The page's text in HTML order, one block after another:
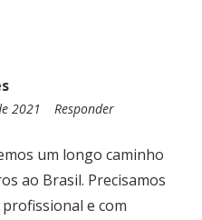
2021
1
:
2
Responder
um longo caminho
ao Brasil. Precisamos
e com